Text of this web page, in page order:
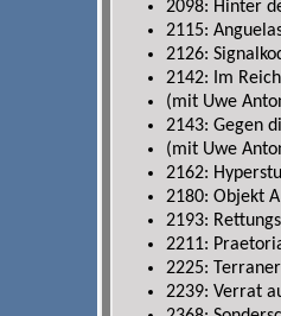
2098: Hinter
2115:
2126:
2142: Im
(mit Uwe
2143: Gegen
(mit Uwe
2162:
2180: Objekt
2193:
2211:
2225:
2239: Verrat